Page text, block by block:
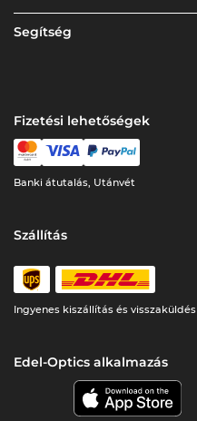
Segítség
Fizetési lehetőségek
Banki átutalás, Utánvét
Szállítás
Ingyenes kiszállítás és visszaküldés
Edel-Optics alkalmazás